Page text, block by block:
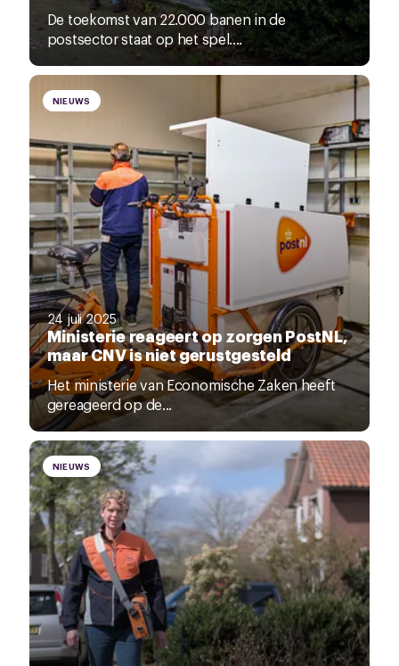
De toekomst van 22.000 banen in de
postsector staat op het spel....
NIEUWS
24 juli 2025
Ministerie reageert op zorgen PostNL,
maar CNV is niet gerustgesteld
Het ministerie van Economische Zaken heeft
gereageerd op de...
NIEUWS